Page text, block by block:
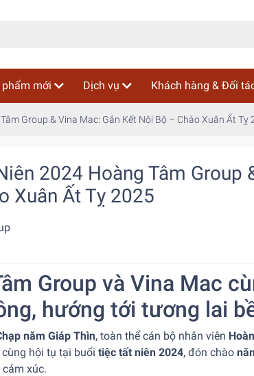
phẩm mới Dịch vụ Khách hàng & Đối
Group & Vina Mac: Gắn Kết Nội Bộ – Chào Xuân Ất Tỵ
2024 Hoàng Tâm Group
Xuân Ất Tỵ 2025
Group và Vina Mac
hướng tới tương lai
năm Giáp Thìn, toàn thể cán bộ nhân viên
hội tụ tại buổi tiệc tất niên 2024, đón chào
xúc.